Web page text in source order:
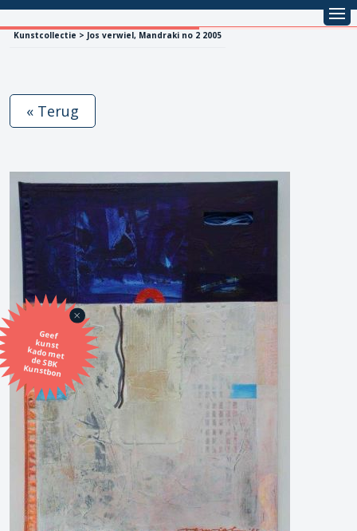
Kunstcollectie > Jos verwiel, Mandraki no 2 2005
Geef
kunst
kado met
de SBK
Kunstbon
« Terug